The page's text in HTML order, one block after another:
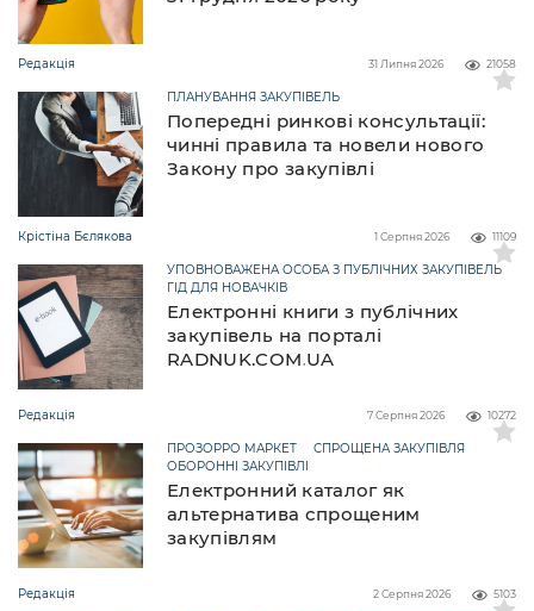
Редакція 21058
31 Липня 2026
Попередні ринкові консультації:
чинні правила та новели нового
Закону про закупівлі
ПЛАНУВАННЯ ЗАКУПІВЕЛЬ
Крістіна Бєлякова 11109
1 Серпня 2026
Електронні книги з публічних
закупівель на порталі
RADNUK.COM.UA
УПОВНОВАЖЕНА ОСОБА З ПУБЛІЧНИХ ЗАКУПІВЕЛЬ
ГІД ДЛЯ НОВАЧКІВ
Редакція 10272
7 Серпня 2026
Електронний каталог як
альтернатива спрощеним
закупівлям
ПРОЗОРРО МАРКЕТ
СПРОЩЕНА ЗАКУПІВЛЯ
ОБОРОННІ ЗАКУПІВЛІ
Редакція 5103
2 Серпня 2026